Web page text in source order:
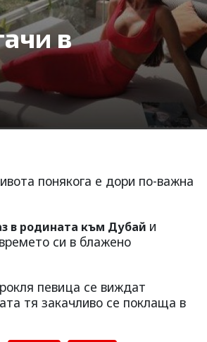
в
понякога е дори по-важна
в родината към Дубай и
си в блажено
певица се виждат
тя закачливо се поклаща в